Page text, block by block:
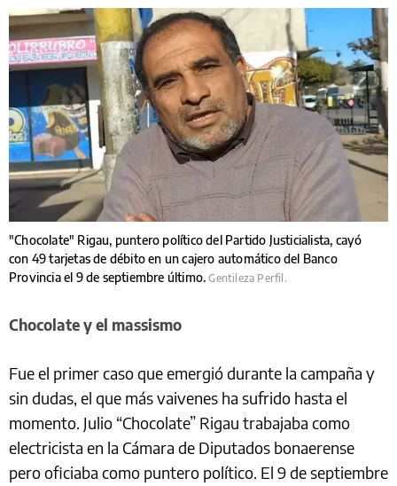
"Chocolate" Rigau, puntero político del Partido Justicialista, cayó
con 49 tarjetas de débito en un cajero automático del Banco
Provincia el 9 de septiembre último.Gentileza Perfil.
Chocolate y el massismo
Fue el primer caso que emergió durante la campaña y
sin dudas, el que más vaivenes ha sufrido hasta el
momento. Julio “Chocolate” Rigau trabajaba como
electricista en la Cámara de Diputados bonaerense
pero oficiaba como puntero político. El 9 de septiembre